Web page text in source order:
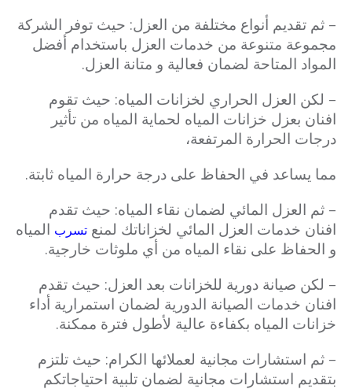
– ثم تقديم أنواع مختلفة من العزل: حيث توفر الشركة
مجموعة متنوعة من خدمات العزل باستخدام أفضل
المواد المتاحة لضمان فعالية و متانة العزل.
– لكن العزل الحراري لخزانات المياه: حيث تقوم
افنان بعزل خزانات المياه لحماية المياه من تأثير
درجات الحرارة المرتفعة،
مما يساعد في الحفاظ على درجة حرارة المياه ثابتة.
– ثم العزل المائي لضمان نقاء المياه: حيث تقدم
افنان خدمات العزل المائي لخزاناتك لمنع تسرب المياه
و الحفاظ على نقاء المياه من أي ملوثات خارجية.
– لكن صيانة دورية للخزانات بعد العزل: حيث تقدم
افنان خدمات الصيانة الدورية لضمان استمرارية أداء
خزانات المياه بكفاءة عالية لأطول فترة ممكنة.
– ثم استشارات مجانية لعملائها الكرام: حيث تلتزم
بتقديم استشارات مجانية لضمان تلبية احتياجاتكم